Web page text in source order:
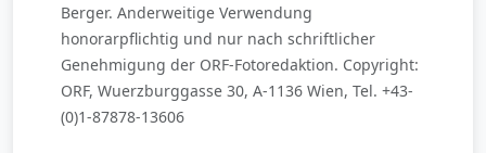
Berger. Anderweitige Verwendung
honorarpflichtig und nur nach schriftlicher
Genehmigung der ORF-Fotoredaktion. Copyright:
ORF, Wuerzburggasse 30, A-1136 Wien, Tel. +43-
(0)1-87878-13606